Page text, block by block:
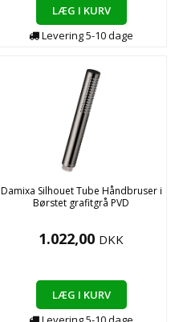
LÆG I KURV
Levering5-10dage
Damixa Silhouet Tube Håndbruser i
Børstet grafitgrå PVD
1.022,00 DKK
LÆG I KURV